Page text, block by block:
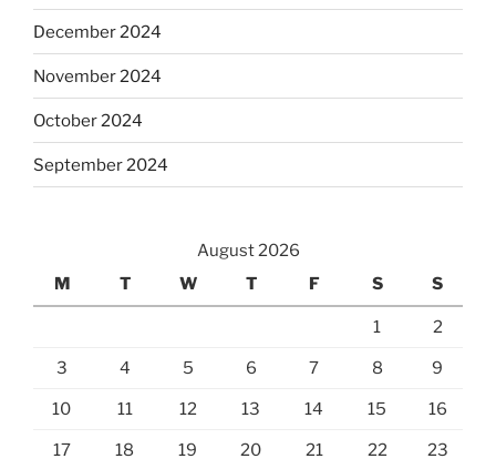
December 2024
November 2024
October 2024
September 2024
August 2026
M
T W T F S S
1 2
3 4 5 6 7 8 9
10 11 12 13 14 15 16
17 18 19 20 21 22 23